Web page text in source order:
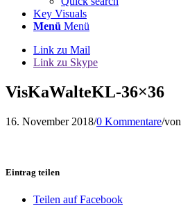
Key Visuals
Menü Menü
Link zu Mail
Link zu Skype
VisKaWalteKL-36×36
16. November 2018/0 Kommentare/von
Eintrag teilen
Teilen auf Facebook